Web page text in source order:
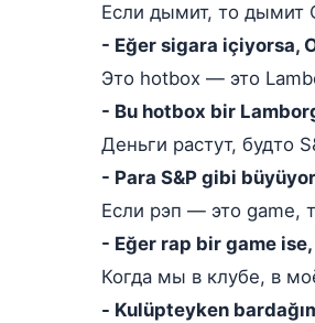
Если дымит, то дымит
- Eğer sigara içiyorsa,
Это hotbox — это
- Bu hotbox bir
Деньги растут, будто
- Para S&P gibi
Если рэп — это game,
- Eğer rap bir game
Когда мы в клубе, в
- Kulüpteyken